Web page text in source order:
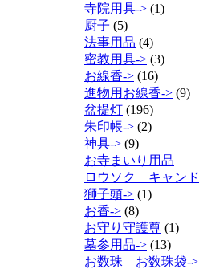
寺院用具-> (1)
厨子 (5)
法事用品 (4)
密教用具-> (3)
お線香-> (16)
進物用お線香-> (9)
盆提灯 (196)
朱印帳-> (2)
神具-> (9)
お寺まいり用品
ロウソク キャン
獅子頭-> (1)
お香-> (8)
お守り守護尊 (1)
墓参用品-> (13)
お数珠 お数珠袋->